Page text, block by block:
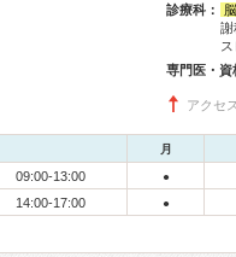
診療科：
謝
専門医・資
アクセ
月
09:00-13:00 ●
14:00-17:00 ●